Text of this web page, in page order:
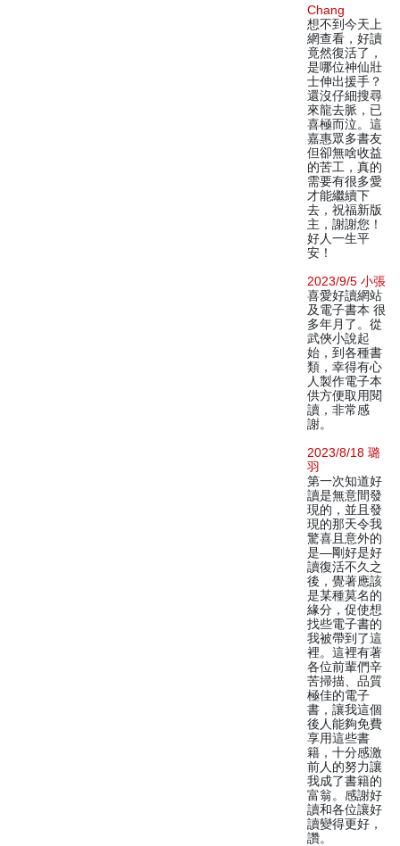
Chang
想不到今天上
網查看，好讀
竟然復活了，
是哪位神仙壯
士伸出援手？
還沒仔細搜尋
來龍去脈，已
喜極而泣。這
嘉惠眾多書友
但卻無啥收益
的苦工，真的
需要有很多愛
才能繼續下
去，祝福新版
主，謝謝您！
好人一生平
安！
2023/9/5 小張
喜愛好讀網站
及電子書本 很
多年月了。從
武俠小說起
始，到各種書
類，幸得有心
人製作電子本
供方便取用閱
讀，非常感
謝。
2023/8/18 璐
羽
第一次知道好
讀是無意間發
現的，並且發
現的那天令我
驚喜且意外的
是—剛好是好
讀復活不久之
後，覺著應該
是某種莫名的
緣分，促使想
找些電子書的
我被帶到了這
裡。這裡有著
各位前輩們辛
苦掃描、品質
極佳的電子
書，讓我這個
後人能夠免費
享用這些書
籍，十分感激
前人的努力讓
我成了書籍的
富翁。感謝好
讀和各位讓好
讀變得更好，
讚。